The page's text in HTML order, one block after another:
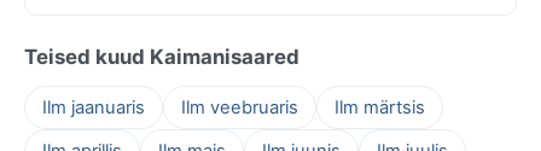
Teised kuud Kaimanisaared
Ilm jaanuaris Ilm veebruaris
Ilm märtsis